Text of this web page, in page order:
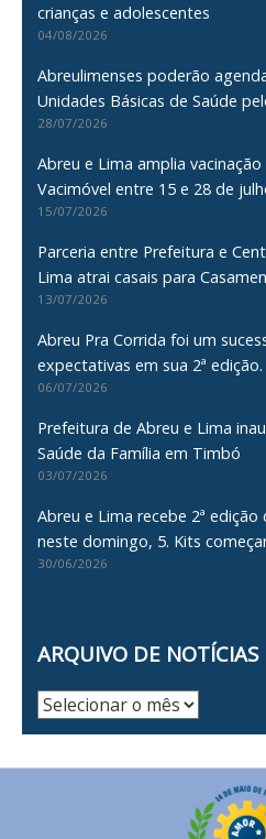
crianças e adolescentes
04/08/2026
Abreulimenses poderão
Unidades Básicas de Saúde
28/07/2026
Abreu e Lima amplia
Vacimóvel entre 15 e 28 de
15/07/2026
Parceria entre Prefeitura e
Lima atrai casais para
13/07/2026
Abreu Pra Corrida foi um
expectativas em sua 2ª edição.
06/07/2026
Prefeitura de Abreu e Lima
Saúde da Família em Timbó
03/07/2026
Abreu e Lima recebe 2ª edição
neste domingo, 5. Kits
30/06/2026
ARQUIVO DE NOTÍCIAS
Arquivo